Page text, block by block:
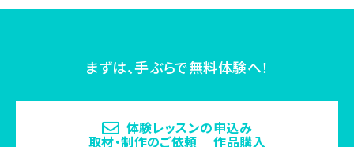
まずは、手ぶらで無料体験へ！
体験レッスンの申込み
取材・制作のご依頼 作品購入